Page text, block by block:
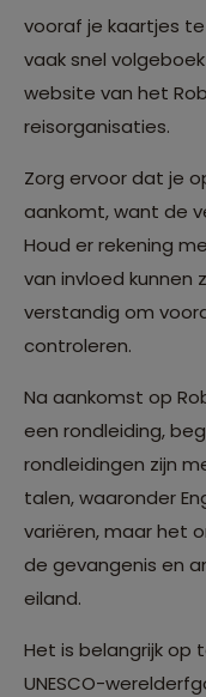
vooraf je kaartjes
vaak snel
website van het
reisorganisaties.
Zorg ervoor dat je
aankomt, want de
Houd er rekening
van invloed kunnen
verstandig om
controleren.
Na aankomst op
een rondleiding,
rondleidingen zijn
talen, waaronder
variëren, maar het
de gevangenis en
eiland.
Het is belangrijk op
UNESCO-